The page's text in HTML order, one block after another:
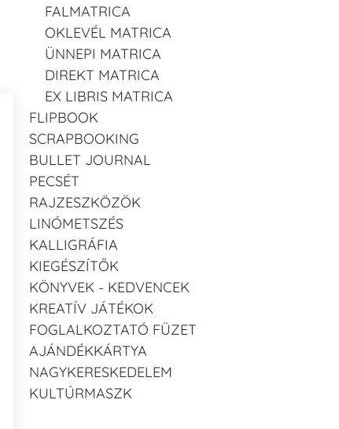
FALMATRICA
OKLEVÉL MATRICA
ÜNNEPI MATRICA
DIREKT MATRICA
EX LIBRIS MATRICA
FLIPBOOK
SCRAPBOOKING
BULLET JOURNAL
PECSÉT
RAJZESZKÖZÖK
LINÓMETSZÉS
KALLIGRÁFIA
KIEGÉSZÍTŐK
KÖNYVEK - KEDVENCEK
KREATÍV JÁTÉKOK
FOGLALKOZTATÓ FÜZET
AJÁNDÉKKÁRTYA
NAGYKERESKEDELEM
KULTÚRMASZK